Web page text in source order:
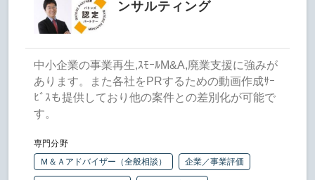
ンサルティング
中小企業の事業再生,ｽﾓｰﾙM&A,廃業支援に強みが
あります。また各社をPRするための動画作成ｻｰ
ﾋﾞｽも提供しており他の案件との差別化が可能で
す。
専門分野
Ｍ＆Ａアドバイザー（全般相談）
企業／事業評価